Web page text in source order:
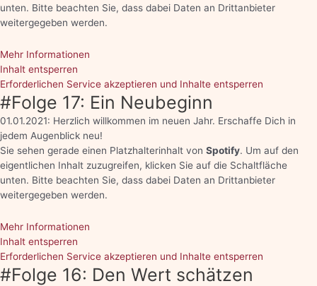
unten. Bitte beachten Sie, dass dabei Daten an Drittanbieter
weitergegeben werden.
Mehr Informationen
Inhalt entsperren
Erforderlichen Service akzeptieren und Inhalte entsperren
#Folge 17: Ein Neubeginn
01.01.2021: Herzlich willkommen im neuen Jahr. Erschaffe Dich in
jedem Augenblick neu!
Sie sehen gerade einen Platzhalterinhalt von Spotify. Um auf den
eigentlichen Inhalt zuzugreifen, klicken Sie auf die Schaltfläche
unten. Bitte beachten Sie, dass dabei Daten an Drittanbieter
weitergegeben werden.
Mehr Informationen
Inhalt entsperren
Erforderlichen Service akzeptieren und Inhalte entsperren
#Folge 16: Den Wert schätzen